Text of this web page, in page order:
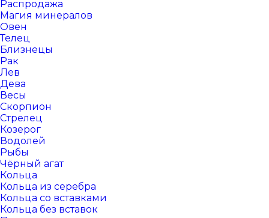
Распродажа
Магия минералов
Овен
Телец
Близнецы
Рак
Лев
Дева
Весы
Скорпион
Стрелец
Козерог
Водолей
Рыбы
Чёрный агат
Кольца
Кольца из серебра
Кольца со вставками
Кольца без вставок